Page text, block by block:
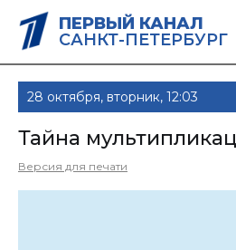
ПЕРВЫЙ КАНАЛ
САНКТ-ПЕТЕРБУРГ
28 октября, вторник, 12:03
Тайна
Версия для печати